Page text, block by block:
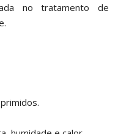
no tratamento de